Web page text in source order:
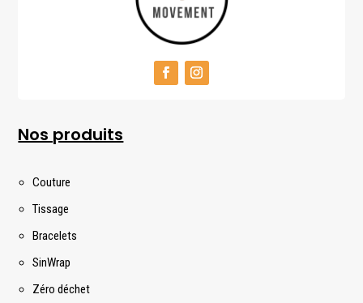
Nos produits
Couture
Tissage
Bracelets
SinWrap
Zéro déchet